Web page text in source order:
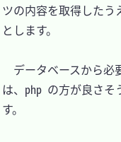
ツの内容を取得したう
とします。
データベースから必
は、php の方が良さそ
す。